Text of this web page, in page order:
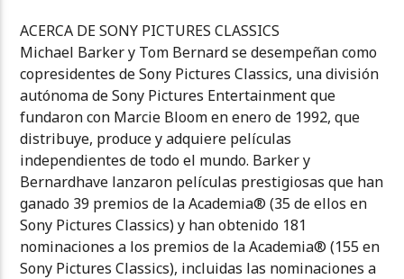
ACERCA DE SONY PICTURES CLASSICS
Michael Barker y Tom Bernard se desempeñan como
copresidentes de Sony Pictures Classics, una división
autónoma de Sony Pictures Entertainment que
fundaron con Marcie Bloom en enero de 1992, que
distribuye, produce y adquiere películas
independientes de todo el mundo. Barker y
Bernardhave lanzaron películas prestigiosas que han
ganado 39 premios de la Academia® (35 de ellos en
Sony Pictures Classics) y han obtenido 181
nominaciones a los premios de la Academia® (155 en
Sony Pictures Classics), incluidas las nominaciones a